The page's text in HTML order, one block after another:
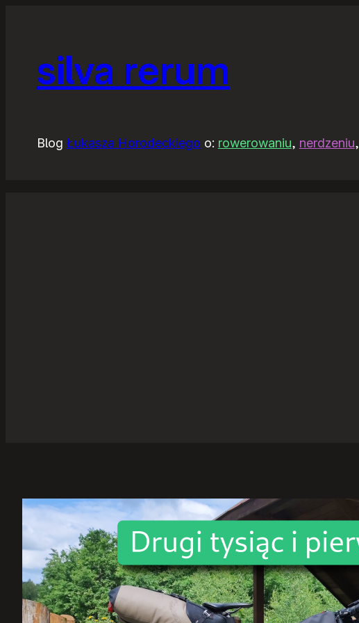
silva rerum
Blog Łukasza Horodeckiego o: rowerowaniu, nerdzeniu,